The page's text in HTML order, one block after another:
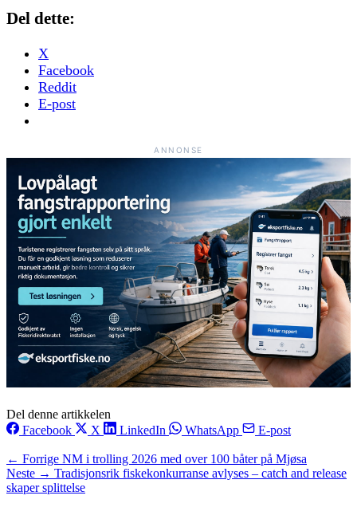
Del dette:
X
Facebook
Reddit
E-post
ANNONSE
Del denne artikkelen
Facebook
X LinkedIn WhatsApp E-post
← Forrige NM i trolling 2026 med over 100 båter på Mjøsa
Neste → Tradisjonsrik fiskekonkurranse avlyses – catch and release
skaper splittelse